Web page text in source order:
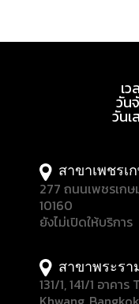
เ
วัน
วัน
สาขาเพชรเ
277 ถนนเพชรเก
10160
ยังไม่เปิดให้บริการ
สาขาพระร
131/1, 141/1 อาค